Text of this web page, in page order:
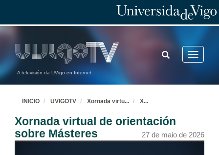
A televisión da UVigo en Internet
Toggle
TOGGLE
SEARCH
INICIO UVIGOTV Xornada virtu... X...
Xornada virtual de orientación
sobre Másteres
27 de maio de 2026